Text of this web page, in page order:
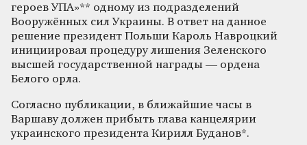
героев УПА»** одному из подразделений
Вооружённых сил Украины. В ответ на данное
решение президент Польши Кароль Навроцкий
инициировал процедуру лишения Зеленского
высшей государственной награды — ордена
Белого орла.
Согласно публикации, в ближайшие часы в
Варшаву должен прибыть глава канцелярии
украинского президента Кирилл Буданов*.